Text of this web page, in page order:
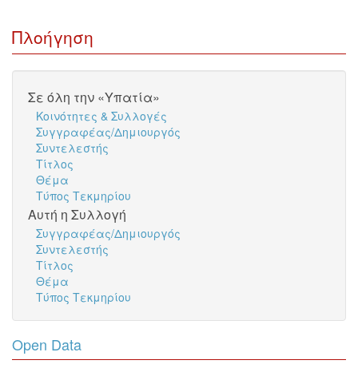
Πλοήγηση
Σε όλη την «Υπατία»
Κοινότητες & Συλλογές
Συγγραφέας/Δημιουργός
Συντελεστής
Τίτλος
Θέμα
Τύπος Τεκμηρίου
Αυτή η Συλλογή
Συγγραφέας/Δημιουργός
Συντελεστής
Τίτλος
Θέμα
Τύπος Τεκμηρίου
Open Data